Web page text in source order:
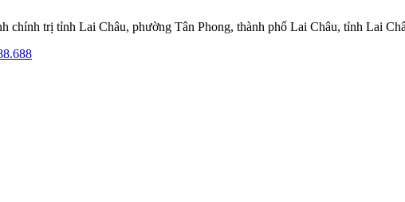
chính trị tỉnh Lai Châu, phường Tân Phong, thành phố Lai Châu, tỉnh Lai